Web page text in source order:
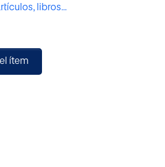
sus actividades escolares en la
Entre las conclusiones destaca
buenas expectativas en cuanto a
libros...
ítem